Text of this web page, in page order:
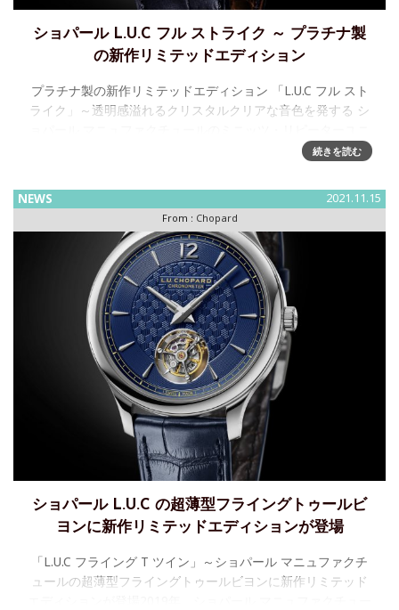
ショパール L.U.C フル ストライク ～ プラチナ製
の新作リミテッドエディション
プラチナ製の新作リミテッドエディション 「L.U.C フル スト
ライク」～透明感溢れるクリスタルクリアな音色を発する シ
ークなコンセプト、音色、ナチュラルなエレガンス
続きを読む
NEWS 2021.11.15
From : Chopard
ショパール L.U.C の超薄型フライングトゥールビ
ヨンに新作リミテッドエディションが登場
「L.U.C フライング T ツイン」～ショパール マニュファクチ
ュールの超薄型フライングトゥールビヨンに新作リミテッド